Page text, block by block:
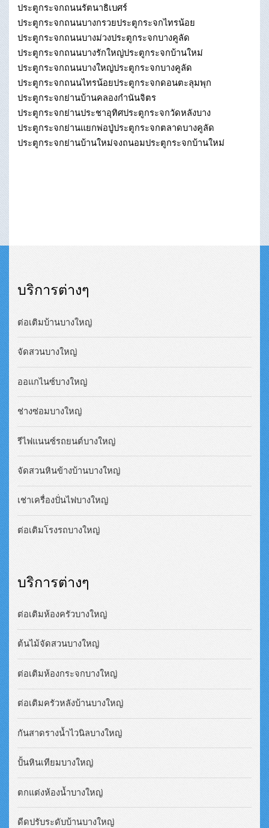
ประตูกระจกถนนรัตนาธิเบศร์
ประตูกระจกถนนบางกรวยประตูกระจกไทรน้อย
ประตูกระจกถนนบางม่วงประตูกระจกบางคูลัด
ประตูกระจกถนนบางรักใหญ่ประตูกระจกบ้านใหม่
ประตูกระจกถนนบางใหญ่ประตูกระจกบางคูลัด
ประตูกระจกถนนไทรน้อยประตูกระจกดอนตะลุมพุก
ประตูกระจกย่านบ้านคลองกำนันจิตร
ประตูกระจกย่านประชาอุทิศประตูกระจกวัดหลังบาง
ประตูกระจกย่านแยกพ่อปู่ประตูกระจกตลาดบางคูลัด
ประตูกระจกย่านบ้านใหม่จงถนอมประตูกระจกบ้านใหม่
บริการต่างๆ
ต่อเติมบ้านบางใหญ่
จัดสวนบางใหญ่
ออแกไนซ์บางใหญ่
ช่างซ่อมบางใหญ่
รีไฟแนนซ์รถยนต์บางใหญ่
จัดสวนหินข้างบ้านบางใหญ่
เช่าเครื่องปั่นไฟบางใหญ่
ต่อเติมโรงรถบางใหญ่
บริการต่างๆ
ต่อเติมห้องครัวบางใหญ่
ต้นไม้จัดสวนบางใหญ่
ต่อเติมห้องกระจกบางใหญ่
ต่อเติมครัวหลังบ้านบางใหญ่
กันสาดรางน้ำไวนิลบางใหญ่
ปั้นหินเทียมบางใหญ่
ตกแต่งห้องน้ำบางใหญ่
ดีดปรับระดับบ้านบางใหญ่